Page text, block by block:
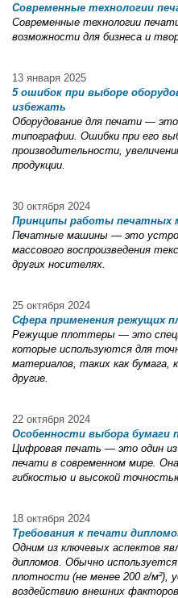
Современные технологии
Современные технологии
возможности для бизнеса и
13 января 2025
5 ошибок при выборе
избежать
Оборудование для печати —
типографии. Ошибки при его
производительности,
продукции.
30 октября 2024
Принципы работы печатных
Печатные машины — это
массового воспроизведения
других носителях.
25 октября 2024
Сфера применения режущих
Режущие плоттеры — это
которые используются для
материалов, таких как бумага,
другие.
22 октября 2024
Особенности выбора бумаги
Цифровая печать — это один
печати в современном мире.
гибкостью и высокой
18 октября 2024
Требования к печати
Одним из ключевых аспектов
дипломов. Обычно
плотности (не менее 200 г/м²),
воздействию внешних